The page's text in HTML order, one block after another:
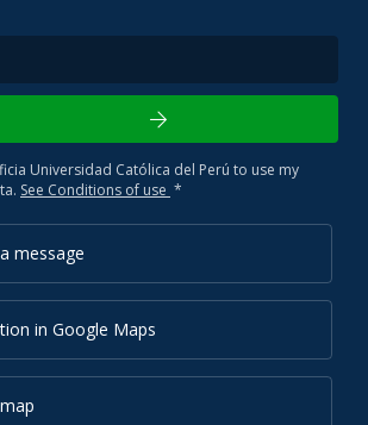
Universidad Católica del Perú to use my
See Conditions of use *
message
in Google Maps